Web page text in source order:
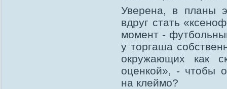
Уверена, в планы
вдруг стать
момент -
у торгаша
окружающих как
оценкой», - чтобы
на клеймо?